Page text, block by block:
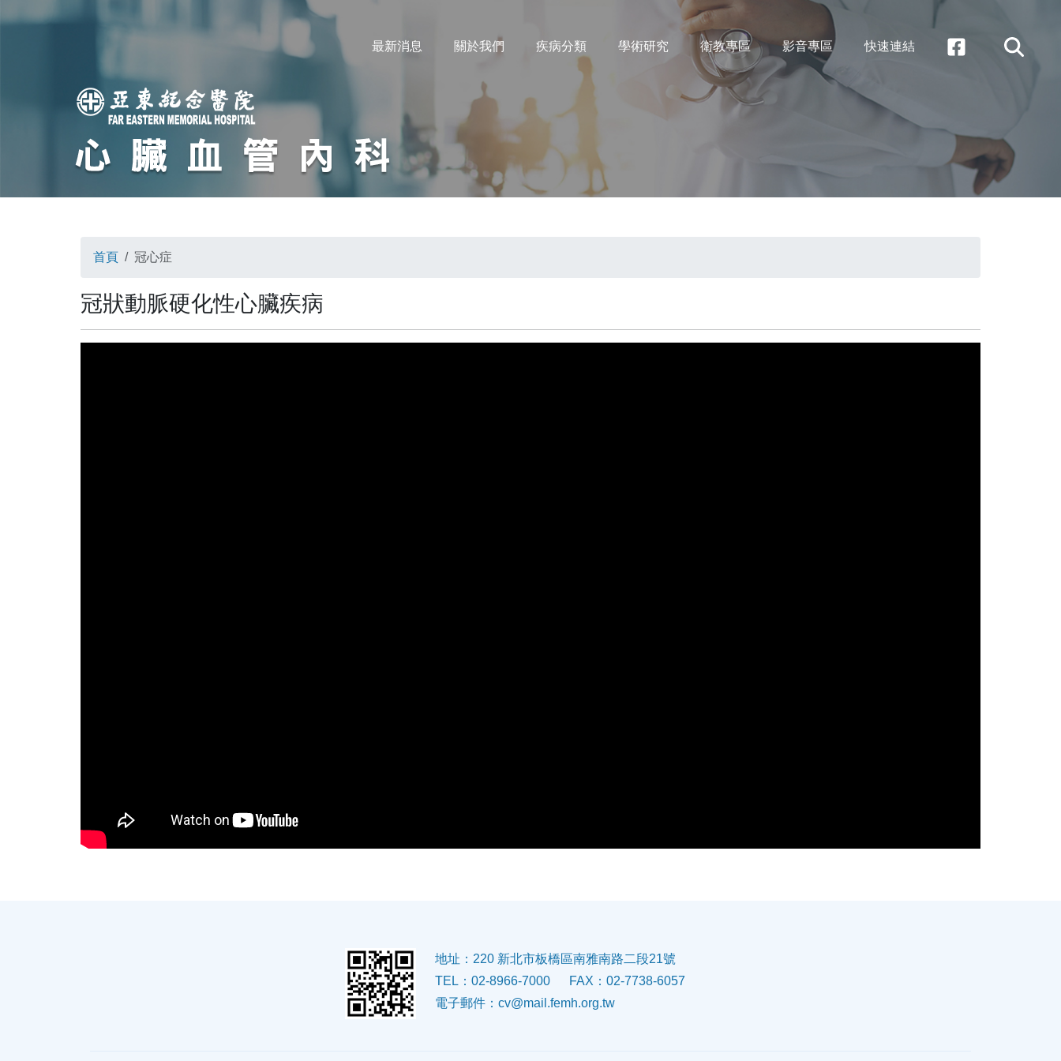
最新消息 關於我們 疾病分類 學術研究 衛教專區 影音專區 快速連結
首頁 冠心症
冠狀動脈硬化性心臟疾病
地址：220 新北市板橋區南雅南路二段21號
TEL：02-8966-7000
FAX：02-7738-6057
電子郵件： cv@mail.femh.org.tw